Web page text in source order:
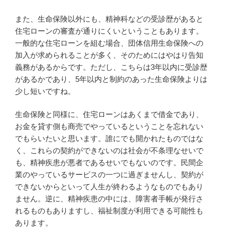
また、生命保険以外にも、精神科などの受診歴があると
住宅ローンの審査が通りにくいということもあります。
一般的な住宅ローンを組む場合、団体信用生命保険への
加入が求められることが多く、そのためにはやはり告知
義務があるからです。ただし、こちらは3年以内に受診歴
があるかであり、5年以内と制約のあった生命保険よりは
少し短いですね。
生命保険と同様に、住宅ローンはあくまで借金であり、
お金を貸す側も商売でやっているということを忘れない
でもらいたいと思います。誰にでも開かれたものではな
く、これらの契約ができないのは社会が不条理なせいで
も、精神疾患が悪者であるせいでもないのです。民間企
業のやっているサービスの一つに過ぎませんし、契約が
できないからといって人生が終わるようなものでもあり
ません。逆に、精神疾患の中には、障害者手帳が発行さ
れるものもありますし、福祉制度が利用できる可能性も
あります。